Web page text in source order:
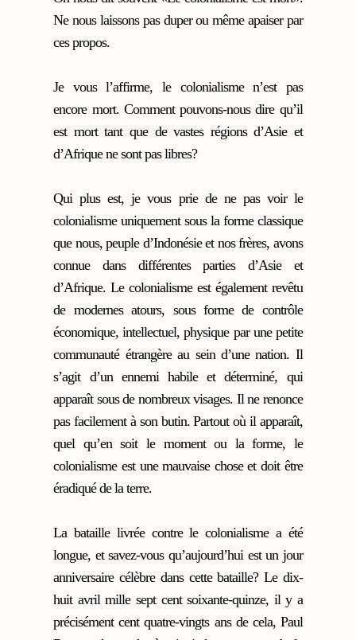
Ne nous laissons pas duper ou même apaiser par
ces propos.
Je vous l’affirme, le colonialisme n’est pas
encore mort. Comment pouvons-nous dire qu’il
est mort tant que de vastes régions d’Asie et
d’Afrique ne sont pas libres?
Qui plus est, je vous prie de ne pas voir le
colonialisme uniquement sous la forme classique
que nous, peuple d’Indonésie et nos frères, avons
connue dans différentes parties d’Asie et
d’Afrique. Le colonialisme est également revêtu
de modernes atours, sous forme de contrôle
économique, intellectuel, physique par une petite
communauté étrangère au sein d’une nation. Il
s’agit d’un ennemi habile et déterminé, qui
apparaît sous de nombreux visages. Il ne renonce
pas facilement à son butin. Partout où il apparaît,
quel qu’en soit le moment ou la forme, le
colonialisme est une mauvaise chose et doit être
éradiqué de la terre.
La bataille livrée contre le colonialisme a été
longue, et savez-vous qu’aujourd’hui est un jour
anniversaire célèbre dans cette bataille? Le dix-
huit avril mille sept cent soixante-quinze, il y a
précisément cent quatre-vingts ans de cela, Paul